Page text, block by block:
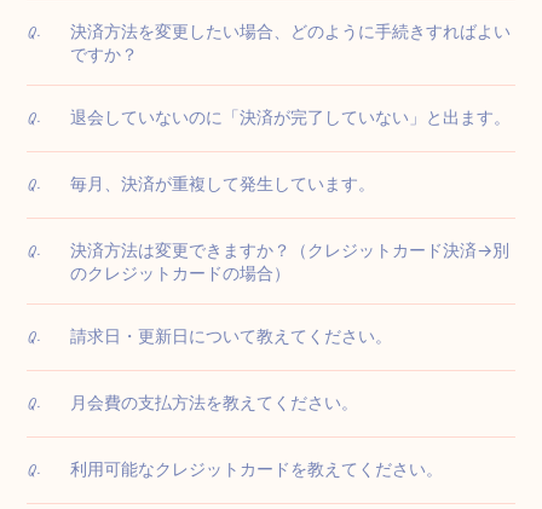
Q.
決済方法を変更したい場合、どのように手続きすればよい
ですか？
Q. 退会していないのに「決済が完了していない」と出ます。
Q. 毎月、決済が重複して発生しています。
Q.
決済方法は変更できますか？（クレジットカード決済→別
のクレジットカードの場合）
Q. 請求日・更新日について教えてください。
Q. 月会費の支払方法を教えてください。
Q. 利用可能なクレジットカードを教えてください。